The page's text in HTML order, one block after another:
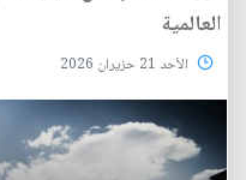
العالمية
الأحد 21 حزيران 2026